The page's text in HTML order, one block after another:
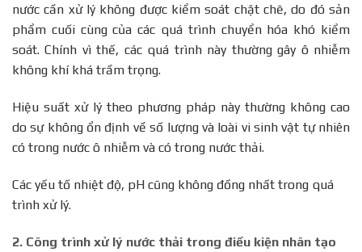
nước cần xử lý không được kiểm soát chặt chẽ, do đó sản
phẩm cuối cùng của các quá trình chuyển hóa khó kiểm
soát. Chính vì thế, các quá trình này thường gây ô nhiễm
không khí khá trầm trọng.
Hiệu suất xử lý theo phương pháp này thường không cao
do sự không ổn định về số lượng và loài vi sinh vật tự nhiên
có trong nước ô nhiễm và có trong nước thải.
Các yếu tố nhiệt độ, pH cũng không đồng nhất trong quá
trình xử lý.
2. Công trình xử lý nước thải trong điều kiện nhân tạo